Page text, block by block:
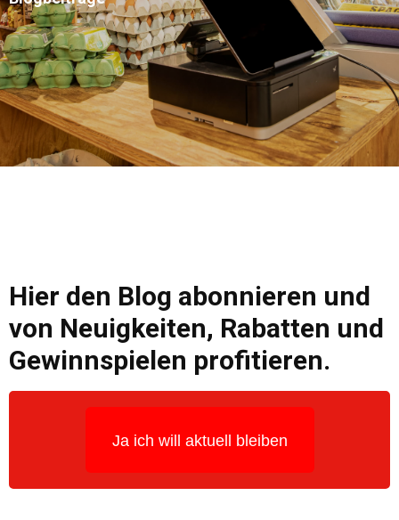
Hier den Blog abonnieren und
von Neuigkeiten, Rabatten und
Gewinnspielen profitieren.
Ja ich will aktuell bleiben